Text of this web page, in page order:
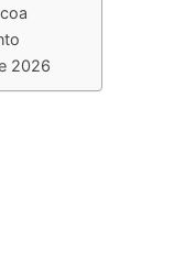
2026